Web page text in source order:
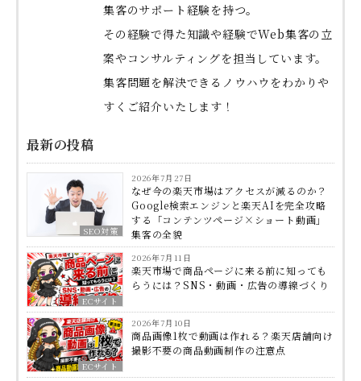
集客のサポート経験を持つ。
その経験で得た知識や経験でWeb集客の立
案やコンサルティングを担当しています。
集客問題を解決できるノウハウをわかりや
すくご紹介いたします！
最新の投稿
SEO対策
2026年7月27日
なぜ今の楽天市場はアクセスが減るのか？
Google検索エンジンと楽天AIを完全攻略
する「コンテンツページ×ショート動画」
集客の全貌
ECサイト
2026年7月11日
楽天市場で商品ページに来る前に知っても
らうには？SNS・動画・広告の導線づくり
ECサイト
2026年7月10日
商品画像1枚で動画は作れる？楽天店舗向け
撮影不要の商品動画制作の注意点